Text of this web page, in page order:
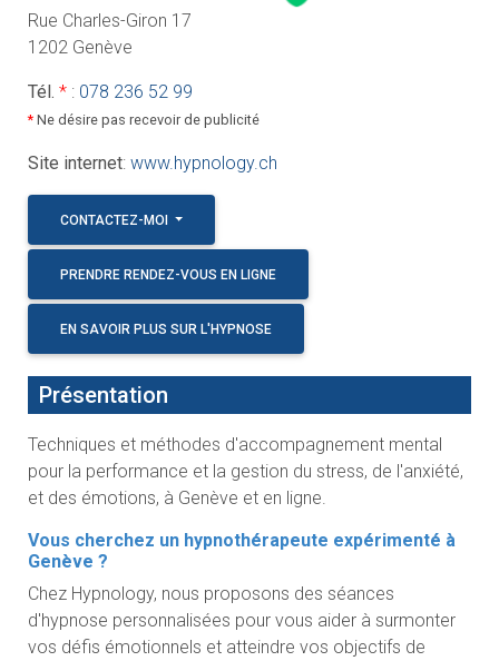
Rue Charles-Giron 17
1202 Genève
Tél. *: 078 236 52 99
*Ne désire pas recevoir de publicité
Site internet: www.hypnology.ch
CONTACTEZ-MOI
PRENDRE RENDEZ-VOUS EN LIGNE
EN SAVOIR PLUS SUR L'HYPNOSE
Présentation
Techniques et méthodes d'accompagnement mental
pour la performance et la gestion du stress, de l'anxiété,
et des émotions, à Genève et en ligne.
Vous cherchez un hypnothérapeute expérimenté à
Genève ?
Chez Hypnology, nous proposons des séances
d'hypnose personnalisées pour vous aider à surmonter
vos défis émotionnels et atteindre vos objectifs de